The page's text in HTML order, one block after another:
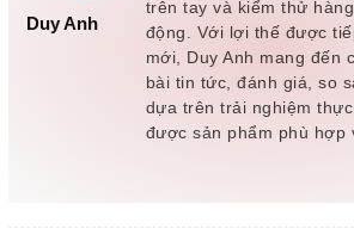
Duy Anh
trên tay và kiểm thử
động. Với lợi thế được
mới, Duy Anh mang đến
bài tin tức, đánh giá, so
dựa trên trải nghiệm
được sản phẩm phù hợp